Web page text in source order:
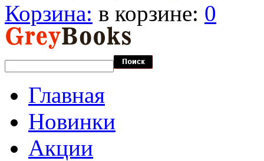
Корзина: в корзине: 0
Главная
Новинки
Акции